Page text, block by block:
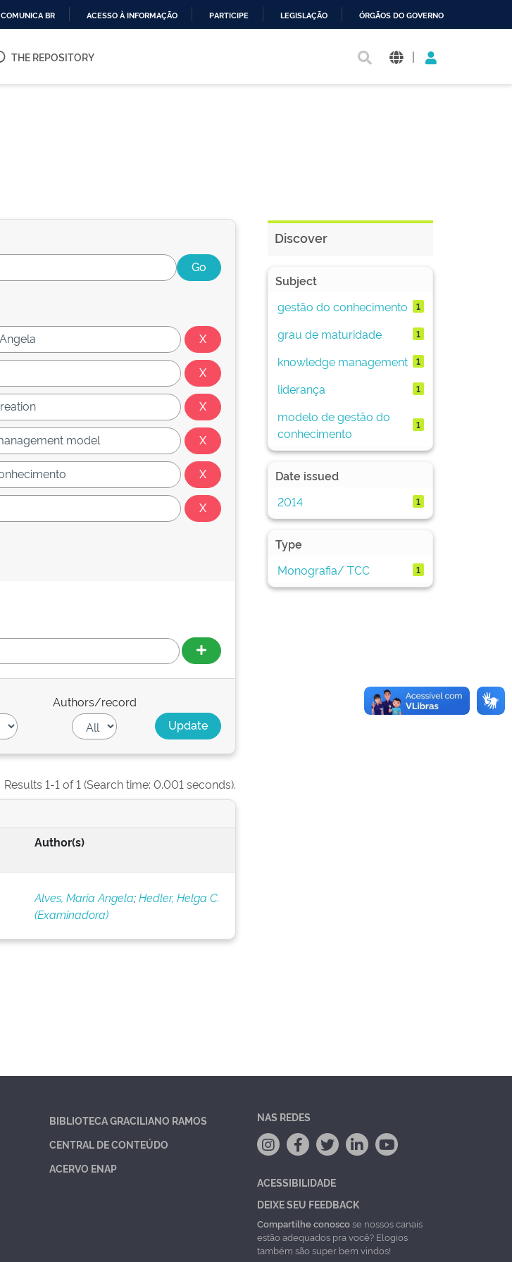
O
COMUNICA BR ACESSO À INFORMAÇÃO PARTICIPE LEGISLAÇÃO ÓRGÃOS DO GOVERNO
THE REPOSITORY |
Authors/record
Results 1-1 of 1 (Search time: 0.001 seconds).
Author(s)
Alves, Maria Angela;Hedler, Helga C.
(Examinadora)
Discover
Subject
gestão do conhecimento
1
grau de maturidade 1
knowledge management 1
liderança 1
modelo de gestão do
conhecimento
1
Date issued
2014
1
Type
Monografia/ TCC
1
BIBLIOTECA GRACILIANO RAMOS
CENTRAL DE CONTEÚDO
ACERVO ENAP
NAS REDES
ACESSIBILIDADE
DEIXE SEU FEEDBACK
Compartilhe conoscose nossos canais
estão adequados pra você? Elogios
também são super bem vindos!